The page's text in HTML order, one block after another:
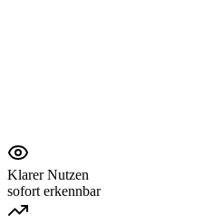
Klarer Nutzen
sofort erkennbar